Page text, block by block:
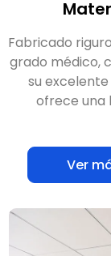
Fabricado
grado médico,
su
ofrece